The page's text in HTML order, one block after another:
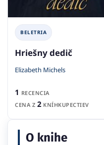
BELETRIA
Hriešny dedič
Elizabeth Michels
1 RECENCIA
CENA Z 2 KNÍHKUPECTIEV
O knihe